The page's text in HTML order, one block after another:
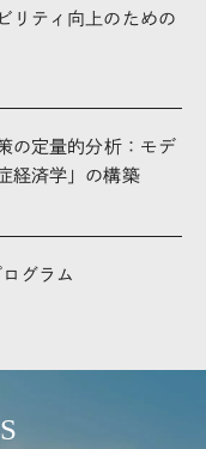
リティ向上のための
の定量的分析：モデ
経済学」の構築
グラム